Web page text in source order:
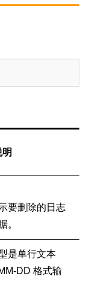
明
要删除的日志
。
是单行文本
DD 格式输